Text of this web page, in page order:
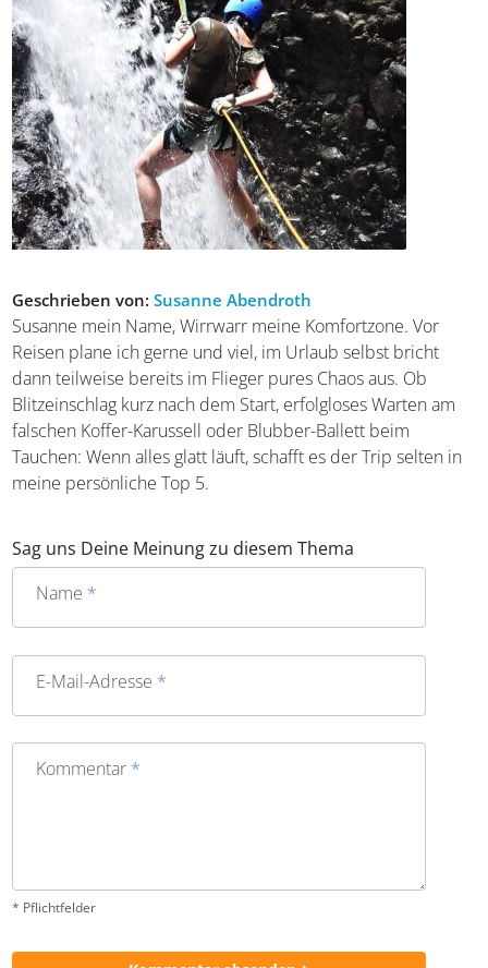
Tags: Ratgeber
Geschrieben von:Susanne Abendroth
Susanne mein Name, Wirrwarr meine Komfortzone. Vor
Reisen plane ich gerne und viel, im Urlaub selbst bricht
dann teilweise bereits im Flieger pures Chaos aus. Ob
Blitzeinschlag kurz nach dem Start, erfolgloses Warten am
in meine persönliche Top 5.
Sag uns Deine Meinung zu diesem Thema
Name *
E-Mail-Adresse